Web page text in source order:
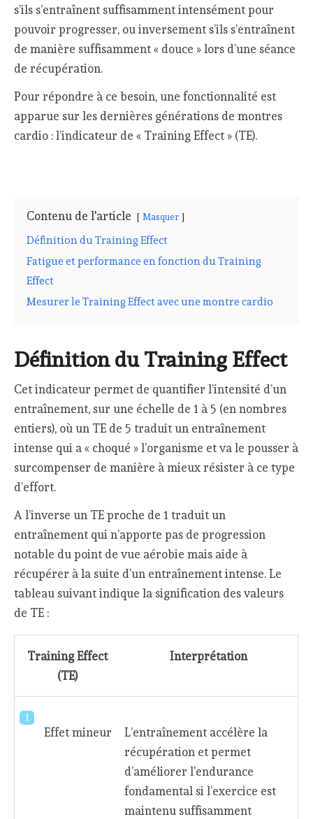
s’ils s’entraînent suffisamment intensément pour
pouvoir progresser, ou inversement s’ils s’entraînent
de manière suffisamment « douce » lors d’une séance
de récupération.
Pour répondre à ce besoin, une fonctionnalité est
apparue sur les dernières générations de montres
cardio : l’indicateur de « Training Effect » (TE).
Contenu de l'article Masquer
Définition du Training Effect
Fatigue et performance en fonction du Training
Effect
Mesurer le Training Effect avec une montre cardio
Définition du Training Effect
Cet indicateur permet de quantifier l’intensité d’un
entraînement, sur une échelle de 1 à 5 (en nombres
entiers), où un TE de 5 traduit un entraînement
intense qui a « choqué » l’organisme et va le pousser à
surcompenser de manière à mieux résister à ce type
d’effort.
A l’inverse un TE proche de 1 traduit un
entraînement qui n’apporte pas de progression
notable du point de vue aérobie mais aide à
récupérer à la suite d’un entraînement intense. Le
tableau suivant indique la signification des valeurs
de TE :
Training Effect
(TE)
Interprétation
Effet mineur
L’entraînement accélère la
récupération et permet
d’améliorer l’endurance
fondamental si l’exercice est
maintenu suffisamment